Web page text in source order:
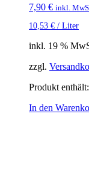
7,90 € inkl.
10,53 € / Liter
inkl. 19 %
zzgl.
Produkt
In den